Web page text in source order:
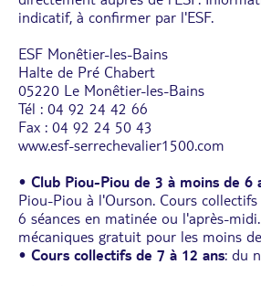
indicatif, à confirmer par l'ESF.
ESF Monêtier-les-Bains
Halte de Pré Chabert
05220 Le Monêtier-les-Bains
Tél : 04 92 24 42 66
Fax : 04 92 24 50 43
www.esf-serrechevalier1500.com
• Club Piou-Piou de 3 à moins de 6
Piou-Piou à l'Ourson. Cours
6 séances en matinée ou l'après-
mécaniques gratuit pour les moins
• Cours collectifs de 7 à 12 ans: du